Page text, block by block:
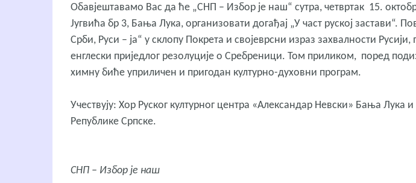
Обавјештавамо Вас да ће „СНП – Избор је наш“ сутра, четвртак 15.
Југвића бр 3, Бања Лука, организовати догађај „У част руској застави“.
Срби, Руси – ја“ у склопу Покрета и својеврсни израз захвалности
енглески приједлог резолуције о Сребреници. Том приликом, поред
химну биће уприличен и пригодан културно-духовни програм.
Учествују: Хор Руског културног центра «Александар Невски» Бања Лука
Републике Српске.
СНП – Избор је наш